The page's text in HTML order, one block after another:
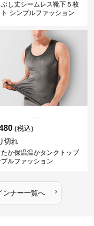
ぶし丈シームレス靴下５枚
ト シンプルファッション
(税込)
切れ
か保温温かタンクトップ
ルファッション
ンナー一覧へ ›